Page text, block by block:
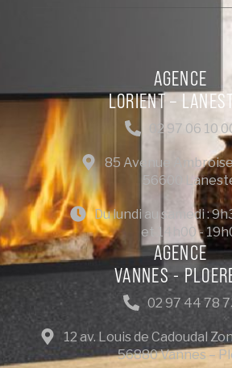
AGENCE
VANNES -
02 97 44 78
12 av. Louis de Cadoudal
56880 Vannes –
AGENCE
LORIENT –
02 97 06 10
85 Avenue
56600
Du lundi au samedi :
et 14h00 -